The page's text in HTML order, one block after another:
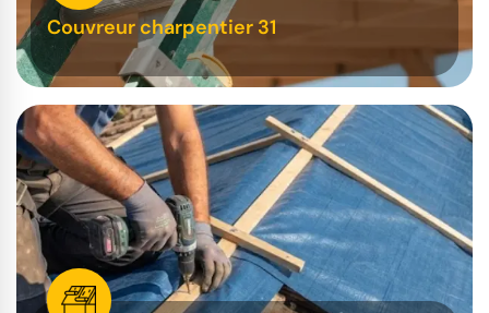
Couvreur charpentier 31